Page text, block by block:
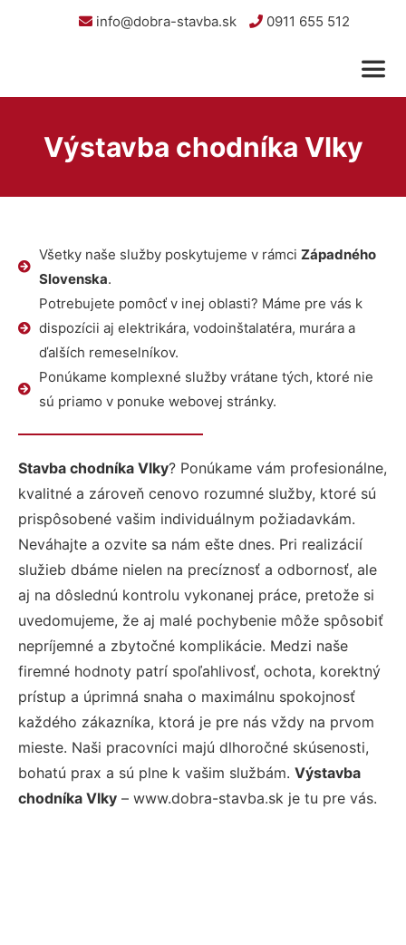
info@dobra-stavba.sk 0911 655 512
Výstavba chodníka Vlky
Všetky naše služby poskytujeme v rámci Západného
Slovenska.
Potrebujete pomôcť v inej oblasti? Máme pre vás k
dispozícii aj elektrikára, vodoinštalatéra, murára a
ďalších remeselníkov.
Ponúkame komplexné služby vrátane tých, ktoré nie
sú priamo v ponuke webovej stránky.
Stavba chodníka Vlky? Ponúkame vám profesionálne,
kvalitné a zároveň cenovo rozumné služby, ktoré sú
prispôsobené vašim individuálnym požiadavkám.
Neváhajte a ozvite sa nám ešte dnes. Pri realizácií
služieb dbáme nielen na precíznosť a odbornosť, ale
aj na dôslednú kontrolu vykonanej práce, pretože si
uvedomujeme, že aj malé pochybenie môže spôsobiť
nepríjemné a zbytočné komplikácie. Medzi naše
firemné hodnoty patrí spoľahlivosť, ochota, korektný
prístup a úprimná snaha o maximálnu spokojnosť
každého zákazníka, ktorá je pre nás vždy na prvom
mieste. Naši pracovníci majú dlhoročné skúsenosti,
bohatú prax a sú plne k vašim službám. Výstavba
chodníka Vlky – www.dobra-stavba.sk je tu pre vás.